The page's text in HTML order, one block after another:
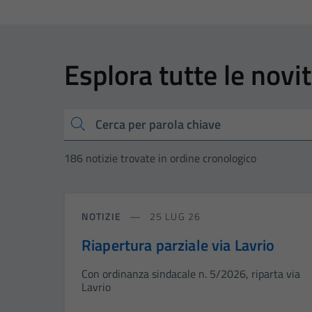
Esplora tutte le
Cerca
186 notizie trovate in ordine cronologico
NOTIZIE 25 LUG 26
Riapertura parziale via Lavrio
Con ordinanza sindacale n. 5/2026, riparta via
Lavrio